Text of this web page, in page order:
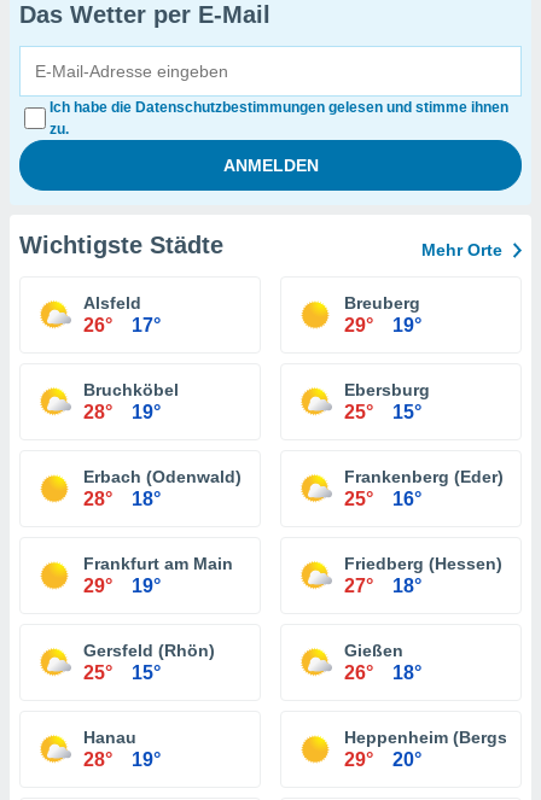
Das Wetter per E-Mail
Ich habe die Datenschutzbestimmungen gelesen und stimme ihnen
zu.
Wichtigste Städte Mehr Orte
Alsfeld
26° 17°
Breuberg
29° 19°
Bruchköbel
28° 19°
Ebersburg
25° 15°
Erbach (Odenwald)
28° 18°
Frankenberg (Eder)
25° 16°
Frankfurt am Main
29° 19°
Friedberg (Hessen)
27° 18°
Gersfeld (Rhön)
25° 15°
Gießen
26° 18°
Hanau
28° 19°
Heppenheim
29° 20°